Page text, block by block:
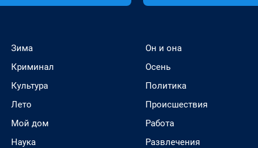
Зима
Криминал
Культура
Лето
Мой дом
Наука
Он и она
Осень
Политика
Происшествия
Работа
Развлечения